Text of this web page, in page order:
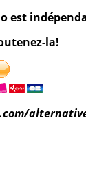
est
la!